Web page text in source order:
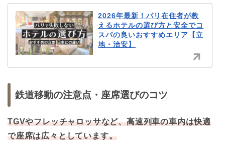
2026年最新！パリ在住者が教
えるホテルの選び方と安全でコ
スパの良いおすすめエリア【立
地・治安】
鉄道移動の注意点・座席選びのコツ
TGVやフレッチャロッサなど、高速列車の車内は快適
で座席は広々としています。